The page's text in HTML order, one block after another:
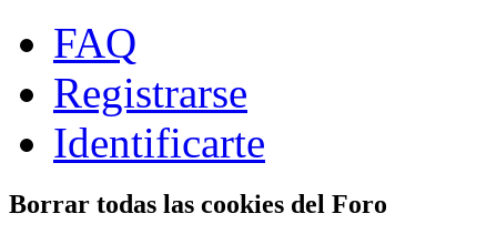
FAQ
Registrarse
Identificarte
Borrar todas las cookies del Foro